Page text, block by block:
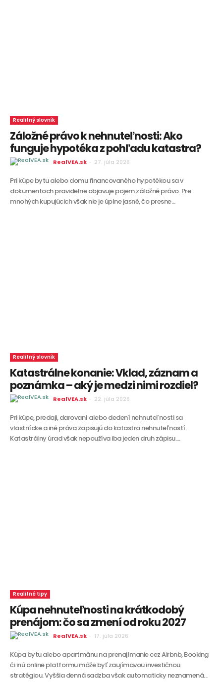
Realitný slovník
Záložné právo k nehnuteľnosti: Ako
funguje hypotéka z pohľadu katastra?
RealVEA.sk - 27. júla 2026
Pri kúpe bytu alebo domu financovaného hypotékou sa v
dokumentoch pravidelne objavuje pojem záložné právo. Pre
mnohých kupujúcich však nie je úplne jasné, čo presne...
Realitný slovník
Katastrálne konanie: Vklad, záznam a
poznámka – aký je medzi nimi rozdiel?
RealVEA.sk - 22. júla 2026
Pri kúpe, predaji, darovaní alebo dedení nehnuteľnosti sa
vlastnícke a iné práva zapisujú do katastra nehnuteľností.
Katastrálny úrad však nepoužíva iba jeden druh zápisu....
Realitné tipy
Kúpa nehnuteľnosti na krátkodobý
prenájom: čo sa zmení od roku 2027
RealVEA.sk - 17. júla 2026
Kúpa bytu alebo apartmánu na prenajímanie cez Airbnb, Booking
či inú online platformu môže byť zaujímavou investičnou
stratégiou. Vyššia denná sadzba však automaticky neznamená...